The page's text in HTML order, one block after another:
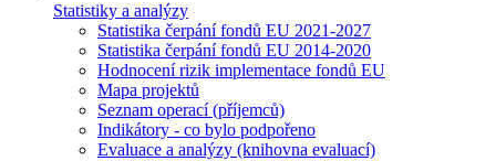
Statistiky a analýzy
Statistika čerpání fondů EU 2021-2027
Statistika čerpání fondů EU 2014-2020
Hodnocení rizik implementace fondů EU
Mapa projektů
Seznam operací (příjemců)
Indikátory - co bylo podpořeno
Evaluace a analýzy (knihovna evaluací)